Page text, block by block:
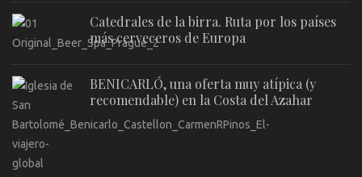
Catedrales de la birra. Ruta por los países
más cerveceros de Europa
BENICARLÓ, una oferta muy atípica (y
recomendable) en la Costa del Azahar